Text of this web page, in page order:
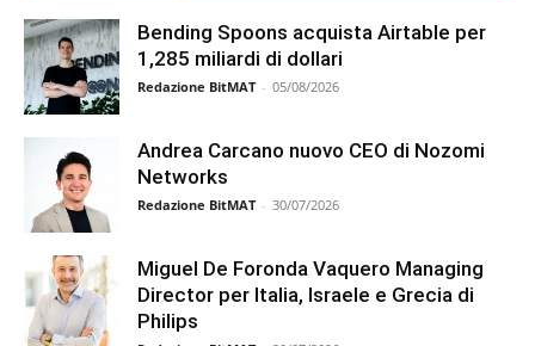
Bending Spoons acquista Airtable per
1,285 miliardi di dollari
Redazione BitMAT - 05/08/2026
Andrea Carcano nuovo CEO di Nozomi
Networks
Redazione BitMAT - 30/07/2026
Miguel De Foronda Vaquero Managing
Director per Italia, Israele e Grecia di
Philips